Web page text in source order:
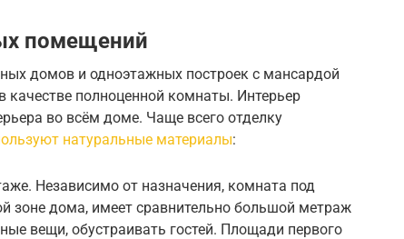
помещений
домов и одноэтажных построек с мансардой
качестве полноценной комнаты. Интерьер
во всём доме. Чаще всего отделку
натуральные материалы:
Независимо от назначения, комната под
зоне дома, имеет сравнительно большой метраж
вещи, обустраивать гостей. Площади первого